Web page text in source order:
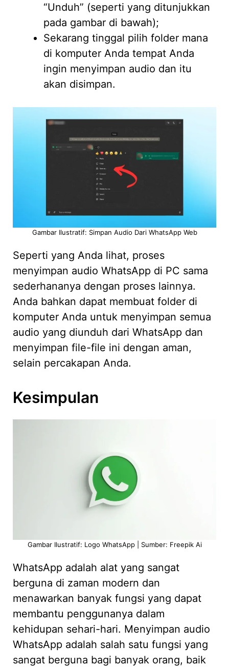
“Unduh” (seperti yang ditunjukkan
pada gambar di bawah);
Sekarang tinggal pilih folder mana
di komputer Anda tempat Anda
ingin menyimpan audio dan itu
akan disimpan.
Gambar Ilustratif: Simpan Audio Dari WhatsApp Web
Seperti yang Anda lihat, proses
menyimpan audio WhatsApp di PC sama
sederhananya dengan proses lainnya.
Anda bahkan dapat membuat folder di
komputer Anda untuk menyimpan semua
audio yang diunduh dari WhatsApp dan
menyimpan file-file ini dengan aman,
selain percakapan Anda.
Kesimpulan
Gambar Ilustratif: Logo WhatsApp | Sumber: Freepik Ai
WhatsApp adalah alat yang sangat
berguna di zaman modern dan
menawarkan banyak fungsi yang dapat
membantu penggunanya dalam
kehidupan sehari-hari. Menyimpan audio
WhatsApp adalah salah satu fungsi yang
sangat berguna bagi banyak orang, baik